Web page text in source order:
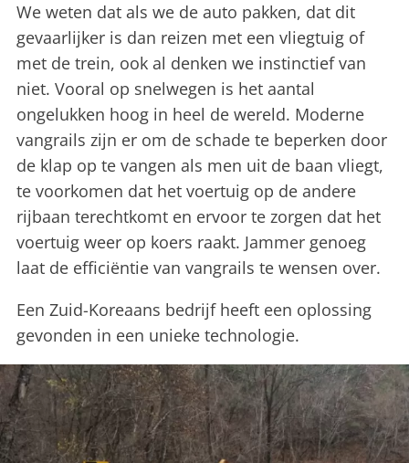
We weten dat als we de auto pakken, dat dit
gevaarlijker is dan reizen met een vliegtuig of
met de trein, ook al denken we instinctief van
niet. Vooral op snelwegen is het aantal
ongelukken hoog in heel de wereld. Moderne
vangrails zijn er om de schade te beperken door
de klap op te vangen als men uit de baan vliegt,
te voorkomen dat het voertuig op de andere
rijbaan terechtkomt en ervoor te zorgen dat het
voertuig weer op koers raakt. Jammer genoeg
laat de efficiëntie van vangrails te wensen over.
Een Zuid-Koreaans bedrijf heeft een oplossing
gevonden in een unieke technologie.